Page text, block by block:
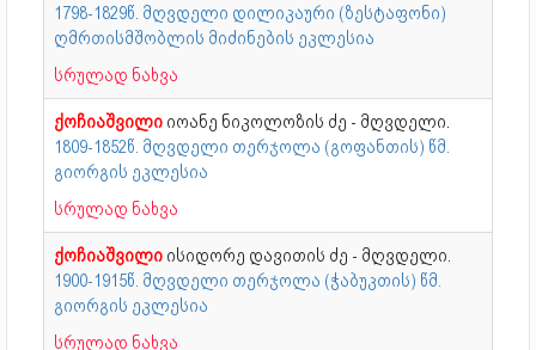
1798-1829წ. მღვდელი დილიკაური (ზესტაფონი)
ღმრთისმშობლის მიძინების ეკლესია
სრულად ნახვა
ქოჩიაშვილი იოანე ნიკოლოზის ძე - მღვდელი.
1809-1852წ. მღვდელი თერჯოლა (გოფანთის) წმ.
გიორგის ეკლესია
სრულად ნახვა
ქოჩიაშვილი ისიდორე დავითის ძე - მღვდელი.
1900-1915წ. მღვდელი თერჯოლა (ჭაბუკთის) წმ.
გიორგის ეკლესია
სრულად ნახვა